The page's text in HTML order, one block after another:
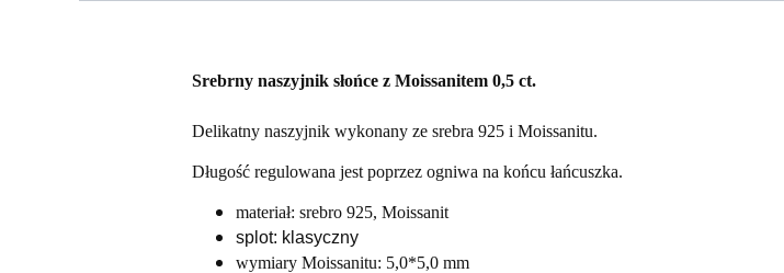
Srebrny naszyjnik słońce z Moissanitem 0,5 ct.
Delikatny naszyjnik wykonany ze srebra 925 i Moissanitu.
Długość regulowana jest poprzez ogniwa na końcu łańcuszka.
materiał: srebro 925, Moissanit
splot: klasyczny
wymiary Moissanitu: 5,0*5,0 mm